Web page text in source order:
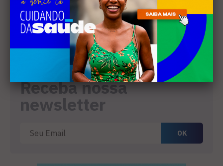
4
SANEAMENTO
Câmara de Búzios aprova
audiência pública para
discutir atuação e serviços
da Prolagos
Receba nossa
newsletter